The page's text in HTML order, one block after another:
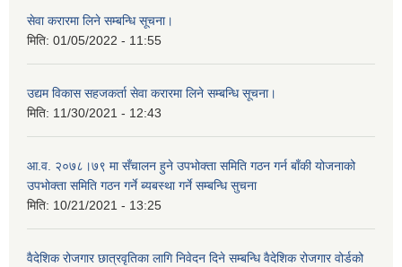
सेवा करारमा लिने सम्बन्धि सूचना।
मिति: 01/05/2022 - 11:55
उद्यम विकास सहजकर्ता सेवा करारमा लिने सम्बन्धि सूचना।
मिति: 11/30/2021 - 12:43
आ.व. २०७८।७९ मा सँचालन हुने उपभोक्ता समिति गठन गर्न बाँकी योजनाको
उपभोक्ता समिति गठन गर्ने ब्यबस्था गर्ने सम्बन्धि सुचना
मिति: 10/21/2021 - 13:25
वैदेशिक रोजगार छात्रवृतिका लागि निवेदन दिने सम्बन्धि वैदेशिक रोजगार वोर्डको